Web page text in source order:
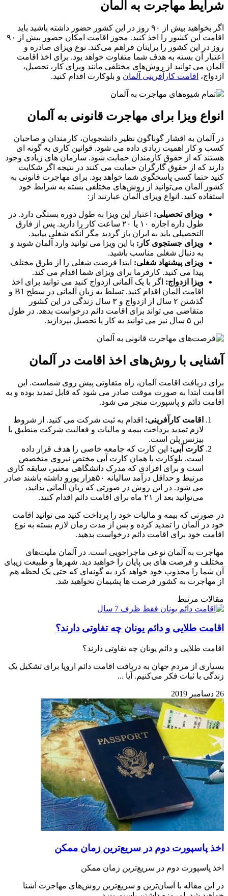
شرایط مهاجرت به آلمان
اگر بخواهید بیش از ۹۰ روز در این کشور حضور داشته باشید باید
اقامت این کشور را اخذ کنید. مجوز اقامت امکان حضور بیش از ۹۰
روز در این کشور را برایتان فراهم می‌کند. نوع ویزای صادره و
اعتبار آن بسته به هدف شما متفاوت خواهد بود. برای اخذ اقامت
آلمان می توانید از روش‌های مختلفی مانند ویزای کار، تحصیل،
ازدواج، اقامت کارآفرینی آلمان و بلوکارت اقدام کنید.
انواع ویزا برای مهاجرت قانونی به آلمان
در آلمان به اقشار گوناگون نظیر دانشجویان، کارمندان و صاحبان
کسب و کار اهمیت زیادی داده می شود. قوانین کاری به گونه ای
هستند که از حقوق کارمندان حمایت شود. سازمان های زیادی وجود
دارند که از حقوق گارگران حمایت می کنند در نتیجه اگر شکایت
کنید حتما کسی پاسخگوی شما خواهد بود. برای مهاجرت قانونی به
کشور آلمان می‌توانید از روش‌های مختلفی بسته به شرایط خود
استفاده کنید. انواع ویزای آلمان عبارتند از:
ویزای تحصیلی:
اعتبار این ویزا به طول دوره بستگی دارد. در
طول داره اجازه ۱۰ یا ۲۰ ساعت کار را دارید. پس از فارق
التحصیلی باید به ایران باز گردید مگر آنکه شغلی بیابید.
ویزای جستجوی کار : با این ویزا می توانید وارد آلمان شوید و
به دنبال شغلی مناسب باشید.
ویزای پیشنهاد شغلی: ابتدا فرصت شغلی را از طرق مختلف
پیدا می کنید. کارفرما برای ویزای شما اقدام می کند.
ویزا ازدواج: اگر با یک آلمانی ازدواج کنید می توانید برای اخذ
اقامت آلمان اقدام کنید. تسلط به زبان آلمانی در سطح B1 و
گذشتن ۲ سال از ازدواج و ۳ سال زندگی در این کشور
متقاضی می تواند برای اقامت دائم درخواست بدهد. در طول
این ۵ سال نیز می توانید به کار یا تحصیل بپردازید.
آشنایی با روش‌های اخذ اقامت در آلمان
برای دریافت اقامت آلمان، راه متفاوتی پیش روی شماست. این
اقامت ابتدا به صورت موقت صادر می شود که قابل تمدید بوده و به
اقامت دائم و پاسپورت منجر می شود.
اقامت کارآفرینی: اقدام به ثبت شرکت می کنید. از شروط
لازم تمدید پرداخت بیمه و مالیات و فعالیت شرکت منطبق با
بیزنس پلن است.
کارت آبی: این کارت که جامعه خاصی را هدف قرار داده
است. بلوکارت یا همان کارت آبی مختص نیروی متخصص
است و برای افرادی که مدرک دانشگاهی معتبر، سابقه کاری
مرتبط و حداقل درآمد سالیانه ۵۰هزار یورو داشته باشند صادر
می شود. در این روش در صورتی که زبان آلمانی بدانید،
می‌توانید بعد از ۲۱ ماه برای اقامت دائم اقدام کنید.
در صورتی که بیمه و مالیات خود را پرداخت کنید می توانید اقامت
خود در آلمان را تمدید کرده و پس از مدت زمان لازم بسته به نوع
اقامت خود برای اقامت دائم درخواست بدهید.
مهاجرت به آلمان نوعی ماجراجویی است. در آلمان ملیت‌های
مختلف و فرصت های بی پایان را خواهید دید. شهرها و طبیعت زیبای
آن شما را مجذوب خود خواهد کرد به گونه‌ای که حتی یک لحظه هم
از مهاجرت به کشور فرصت ها پشیمان نخواهید شد.
مقالات مرتبط
اقامت طلایی و دائم یونان چه تفاوتی دارند؟
اقامت طلایی و دائم یونان چه تفاوتی دارند؟
بسیاری از مردم جهان به دریافت اقامت دائم اروپا برای تشکیل یک
زندگی با ثبات فکر می‌کنیم. آیا ...
26 دسامبر 2019
اخذ پاسپورت دوم در سریع‌ترین زمان ممکن
اخذ پاسپورت دوم در سریع‌ترین زمان ممکن
در این مقاله با آسان‌ترین و سریع‌ترین روش‌های مهاجرت آشنا